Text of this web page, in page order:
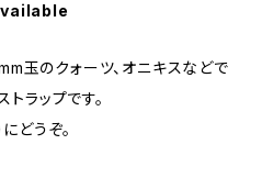
玉のクォーツ、オニキスなどで
ラップです。
どうぞ。